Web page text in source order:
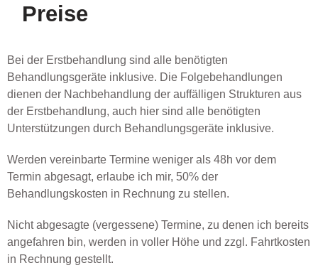
Preise
Bei der Erstbehandlung sind alle benötigten
Behandlungsgeräte inklusive. Die Folgebehandlungen
dienen der Nachbehandlung der auffälligen Strukturen aus
der Erstbehandlung, auch hier sind alle benötigten
Unterstützungen durch Behandlungsgeräte inklusive. ​
Werden vereinbarte Termine weniger als 48h vor dem
Termin abgesagt, erlaube ich mir, 50% der
Behandlungskosten in Rechnung zu stellen.
Nicht abgesagte (vergessene) Termine, zu denen ich bereits
angefahren bin, werden in voller Höhe und zzgl. Fahrtkosten
in Rechnung gestellt.